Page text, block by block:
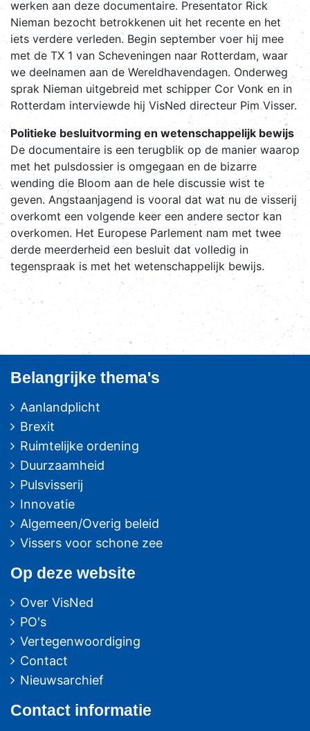
werken aan deze documentaire. Presentator Rick
Nieman bezocht betrokkenen uit het recente en het
iets verdere verleden. Begin september voer hij mee
met de TX 1 van Scheveningen naar Rotterdam, waar
we deelnamen aan de Wereldhavendagen. Onderweg
sprak Nieman uitgebreid met schipper Cor Vonk en in
Rotterdam interviewde hij VisNed directeur Pim Visser.
Politieke besluitvorming en wetenschappelijk bewijs
De documentaire is een terugblik op de manier waarop
met het pulsdossier is omgegaan en de bizarre
wending die Bloom aan de hele discussie wist te
geven. Angstaanjagend is vooral dat wat nu de visserij
overkomt een volgende keer een andere sector kan
overkomen. Het Europese Parlement nam met twee
derde meerderheid een besluit dat volledig in
tegenspraak is met het wetenschappelijk bewijs.
Belangrijke thema's
Aanlandplicht
Brexit
Ruimtelijke ordening
Duurzaamheid
Pulsvisserij
Innovatie
Algemeen/Overig beleid
Vissers voor schone zee
Op deze website
Over VisNed
PO's
Vertegenwoordiging
Contact
Nieuwsarchief
Contact informatie